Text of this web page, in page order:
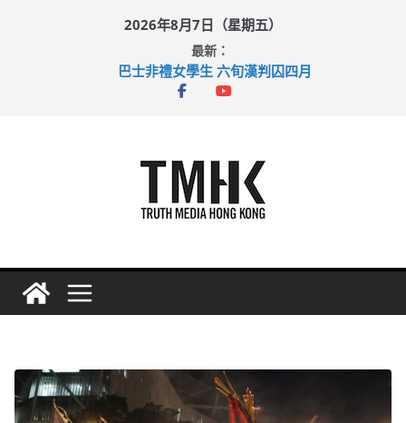
2026年8月7日（星期五）
最新：
巴士非禮女學生 六旬漢判囚四月
涉造假公屋富戶申報表 倉管員准保釋候訊